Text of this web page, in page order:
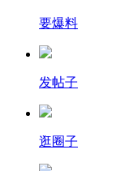
要爆料
发帖子
逛圈子